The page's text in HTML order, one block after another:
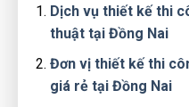
Dịch vụ thiết kế thi
thuật tại Đồng Nai
Đơn vị thiết kế thi
giá rẻ tại Đồng Nai